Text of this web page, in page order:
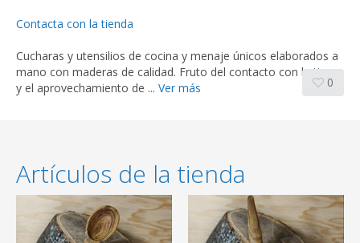
Contacta con la tienda
Cucharas y utensilios de cocina y menaje únicos elaborados a
mano con maderas de calidad. Fruto del contacto con la tierra
y el aprovechamiento de ... Ver más 0
Artículos de la tienda